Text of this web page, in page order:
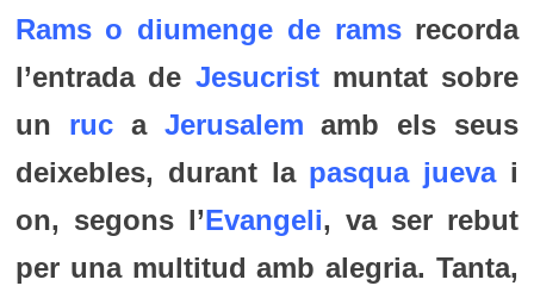
Rams o diumenge de ramsrecorda
l’entrada de Jesucristmuntat sobre
un ruca Jerusalem amb els seus
deixebles, durant la pasqua juevai
on, segons l’Evangeli, va ser rebut
per una multitud amb alegria. Tanta,